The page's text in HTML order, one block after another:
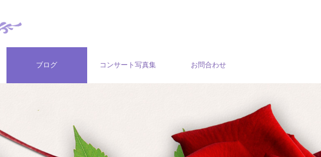
ブログ コンサート写真集 お問合わせ